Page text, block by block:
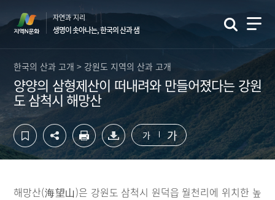
텐
영
가
기
단
역
기
자연과 지리
생명이 솟아나는, 한국의 산과 샘
한국의 산과 고개 > 강원도 지역의 산과 고개
양양의 삼형제산이 떠내려와 만들어졌다는 강원
도 삼척시 해망산
가 가
해망산(海望山)은 강원도 삼척시 원덕읍 월천리에 위치한 높